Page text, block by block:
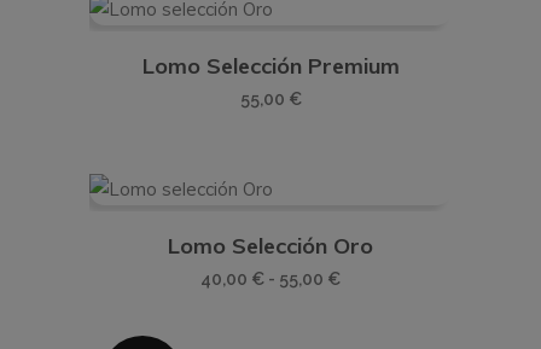
Lomo Selección Premium
55,00 €
Lomo Selección Oro
40,00 € - 55,00 €Rango